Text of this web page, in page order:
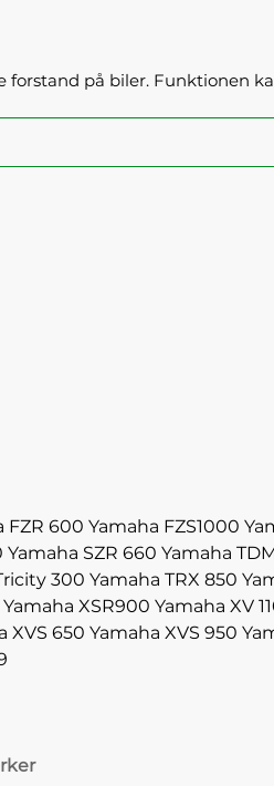
på biler. Funktionen
FZR 600 Yamaha FZS1000
Yamaha SZR 660 Yamaha
300 Yamaha TRX 850
Yamaha XSR900 Yamaha XV
XVS 650 Yamaha XVS 950